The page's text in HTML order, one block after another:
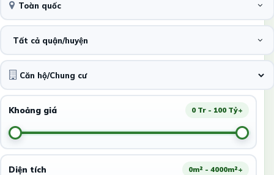
Toàn quốc
Tất cả quận/huyện
Khoảng giá 0 Tr - 100 Tỷ+
Diện tích 0m² - 4000m²+